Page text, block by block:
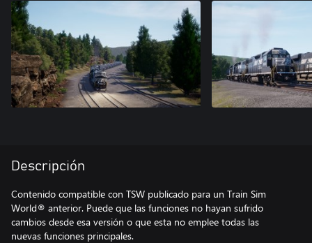
Descripción
Contenido compatible con TSW publicado para un Train Sim
World® anterior. Puede que las funciones no hayan sufrido
cambios desde esa versión o que esta no emplee todas las
nuevas funciones principales.